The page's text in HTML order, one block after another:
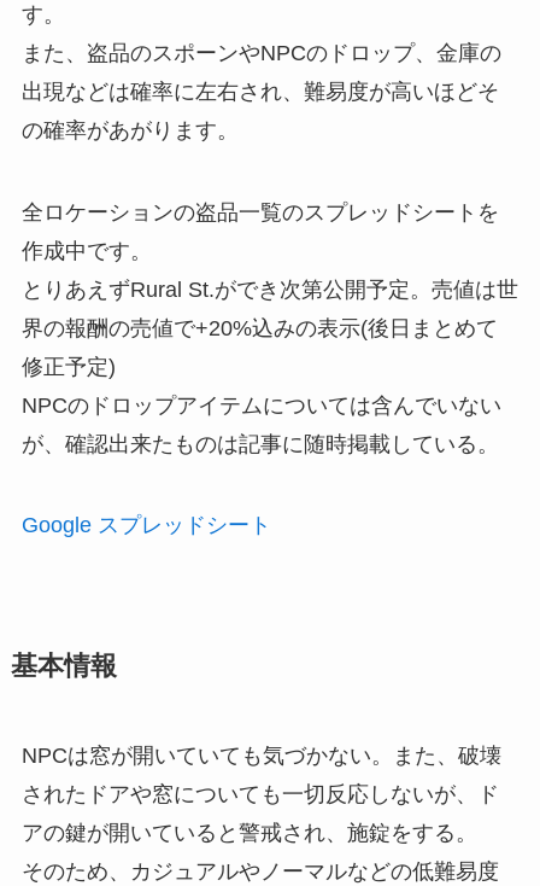
す。
また、盗品のスポーンやNPCのドロップ、金庫の
出現などは確率に左右され、難易度が高いほどそ
の確率があがります。
全ロケーションの盗品一覧のスプレッドシートを
作成中です。
とりあえずRural St.ができ次第公開予定。売値は世
界の報酬の売値で+20%込みの表示(後日まとめて
修正予定)
NPCのドロップアイテムについては含んでいない
が、確認出来たものは記事に随時掲載している。
Google スプレッドシート
基本情報
NPCは窓が開いていても気づかない。また、破壊
されたドアや窓についても一切反応しないが、ド
アの鍵が開いていると警戒され、施錠をする。
そのため、カジュアルやノーマルなどの低難易度